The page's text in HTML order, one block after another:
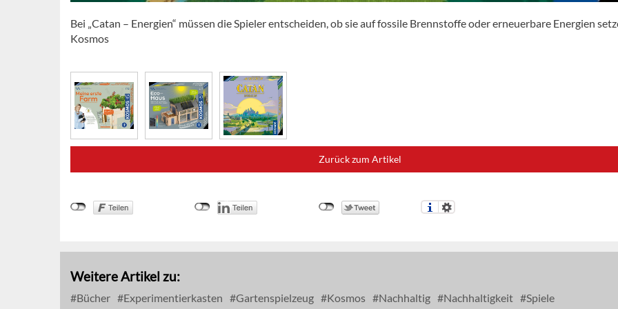
Bei „Catan – Energien“ müssen die Spieler entscheiden, ob sie auf fossile Brennstoffe oder erneuerbare Energien
Kosmos
Zurück zum Artikel
Weitere Artikel zu:
Bücher Experimentierkasten Gartenspielzeug Kosmos Nachhaltig Nachhaltigkeit Spiele